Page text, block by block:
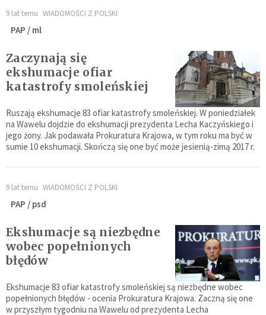
9 lat temu WIADOMOŚCI Z POLSKI
PAP / ml
Zaczynają się
ekshumacje ofiar
katastrofy smoleńskiej
Ruszają ekshumacje 83 ofiar katastrofy smoleńskiej. W poniedziałek
na Wawelu dojdzie do ekshumacji prezydenta Lecha Kaczyńskiego i
jego żony. Jak podawała Prokuratura Krajowa, w tym roku ma być w
sumie 10 ekshumacji. Skończą się one być może jesienią-zimą 2017 r.
9 lat temu WIADOMOŚCI Z POLSKI
PAP / psd
Ekshumacje są niezbędne
wobec popełnionych
błędów
Ekshumacje 83 ofiar katastrofy smoleńskiej są niezbędne wobec
popełnionych błędów - ocenia Prokuratura Krajowa. Zaczną się one
w przyszłym tygodniu na Wawelu od prezydenta Lecha